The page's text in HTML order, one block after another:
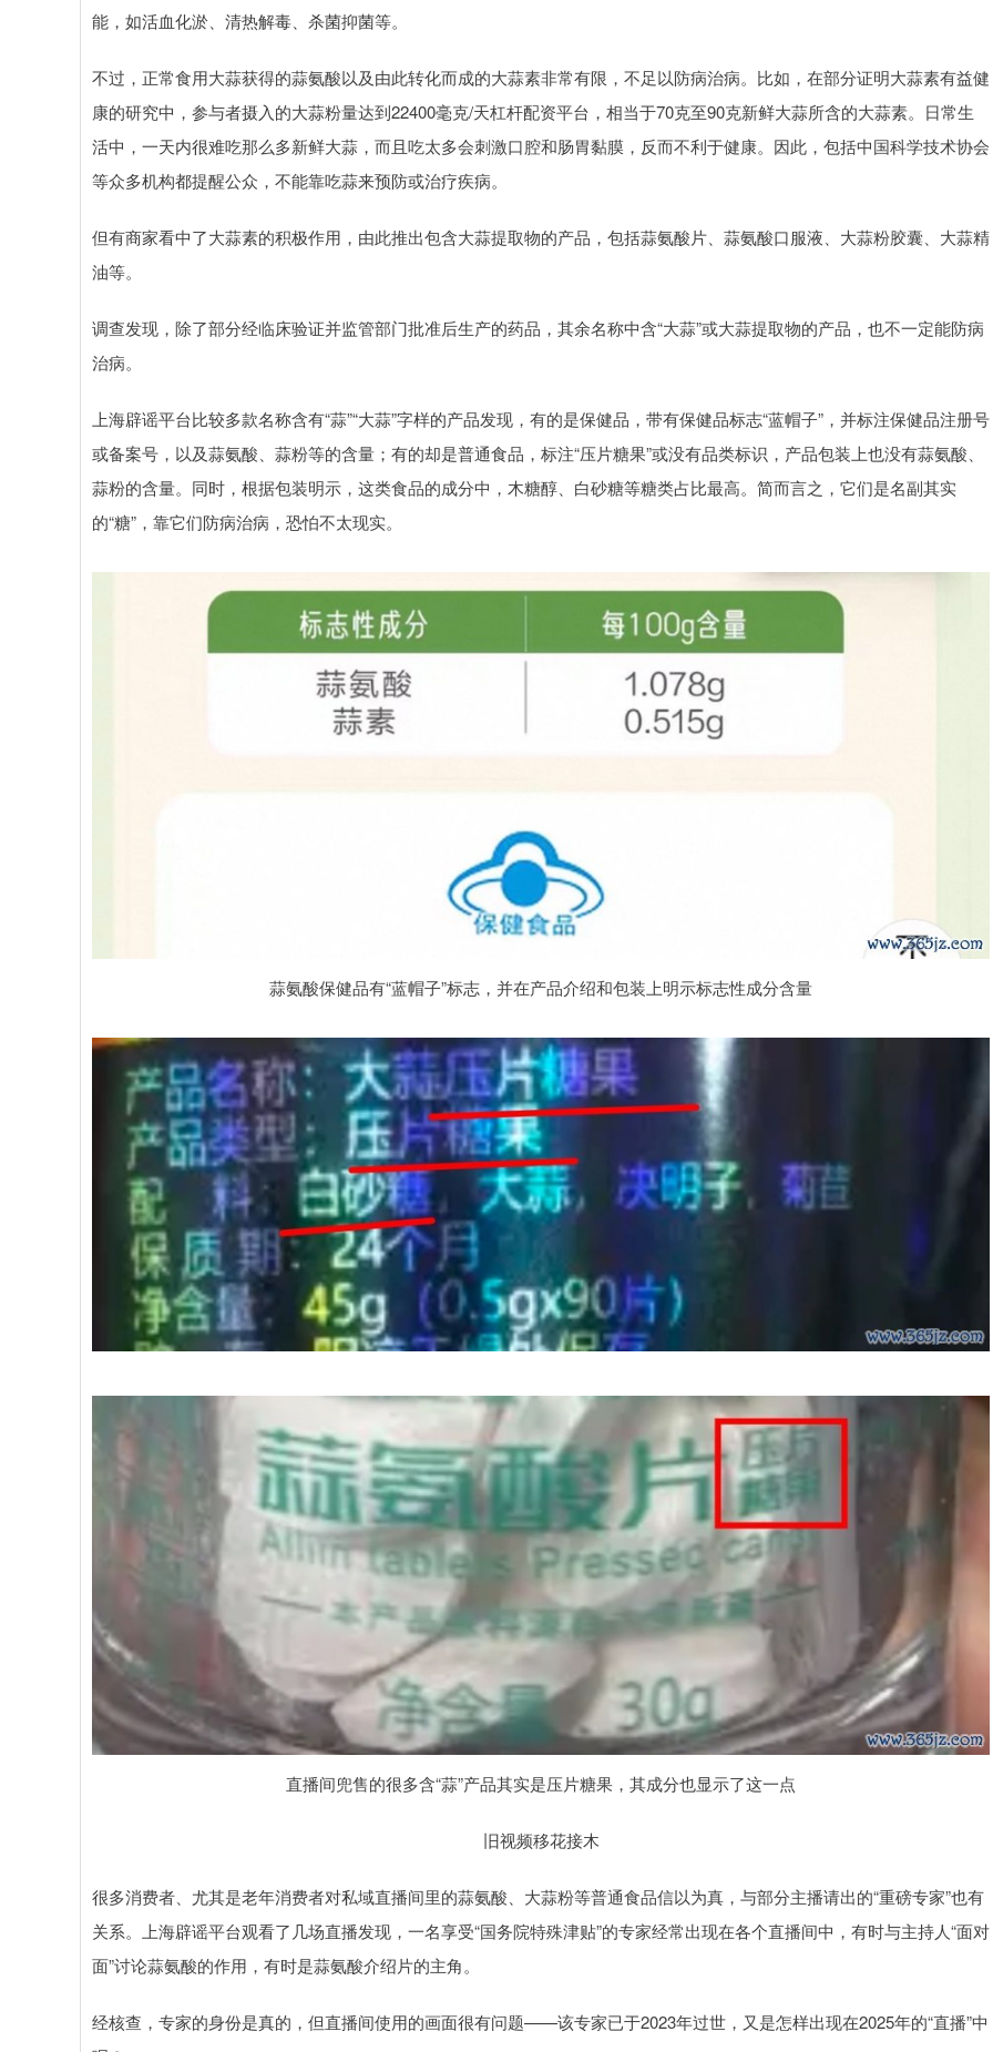
能，如活血化淤、清热解毒、杀菌抑菌等。
不过，正常食用大蒜获得的蒜氨酸以及由此转化而成的大蒜素非常有限，不足以防病治病。比如，在部分证明大蒜素有益健
康的研究中，参与者摄入的大蒜粉量达到22400毫克/天杠杆配资平台，相当于70克至90克新鲜大蒜所含的大蒜素。日常生
活中，一天内很难吃那么多新鲜大蒜，而且吃太多会刺激口腔和肠胃黏膜，反而不利于健康。因此，包括中国科学技术协会
等众多机构都提醒公众，不能靠吃蒜来预防或治疗疾病。
但有商家看中了大蒜素的积极作用，由此推出包含大蒜提取物的产品，包括蒜氨酸片、蒜氨酸口服液、大蒜粉胶囊、大蒜精
油等。
调查发现，除了部分经临床验证并监管部门批准后生产的药品，其余名称中含“大蒜”或大蒜提取物的产品，也不一定能防病
治病。
上海辟谣平台比较多款名称含有“蒜”“大蒜”字样的产品发现，有的是保健品，带有保健品标志“蓝帽子”，并标注保健品注册号
或备案号，以及蒜氨酸、蒜粉等的含量；有的却是普通食品，标注“压片糖果”或没有品类标识，产品包装上也没有蒜氨酸、
蒜粉的含量。同时，根据包装明示，这类食品的成分中，木糖醇、白砂糖等糖类占比最高。简而言之，它们是名副其实
的“糖”，靠它们防病治病，恐怕不太现实。
蒜氨酸保健品有“蓝帽子”标志，并在产品介绍和包装上明示标志性成分含量
直播间兜售的很多含“蒜”产品其实是压片糖果，其成分也显示了这一点
旧视频移花接木
很多消费者、尤其是老年消费者对私域直播间里的蒜氨酸、大蒜粉等普通食品信以为真，与部分主播请出的“重磅专家”也有
关系。上海辟谣平台观看了几场直播发现，一名享受“国务院特殊津贴”的专家经常出现在各个直播间中，有时与主持人“面对
面”讨论蒜氨酸的作用，有时是蒜氨酸介绍片的主角。
经核查，专家的身份是真的，但直播间使用的画面很有问题——该专家已于2023年过世，又是怎样出现在2025年的“直播”中